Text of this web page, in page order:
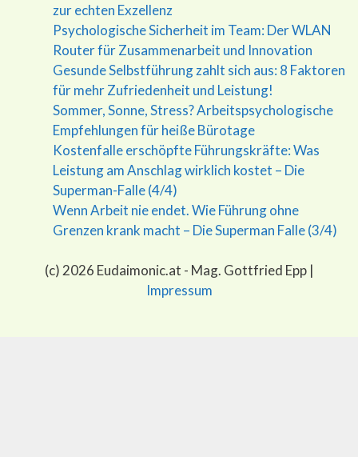
zur echten Exzellenz
Psychologische Sicherheit im Team: Der WLAN
Router für Zusammenarbeit und Innovation
Gesunde Selbstführung zahlt sich aus: 8 Faktoren
für mehr Zufriedenheit und Leistung!
Sommer, Sonne, Stress? Arbeitspsychologische
Empfehlungen für heiße Bürotage
Kostenfalle erschöpfte Führungskräfte: Was
Leistung am Anschlag wirklich kostet – Die
Superman-Falle (4/4)
Wenn Arbeit nie endet. Wie Führung ohne
Grenzen krank macht – Die Superman Falle (3/4)
(c) 2026 Eudaimonic.at - Mag. Gottfried Epp |
Impressum